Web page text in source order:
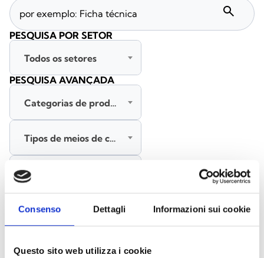
Consenso Dettagli Informazioni sui cookie
Questo sito web utilizza i cookie
Documentos(6992)
search
PESQUISA POR SETOR
Todos os setores
PESQUISA AVANÇADA
Categorias de produtos
Tipos de meios de comunicação
Todas as línguas
LIMPAR FILTROS